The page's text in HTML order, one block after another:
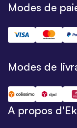
Modes de
Modes de
A propos